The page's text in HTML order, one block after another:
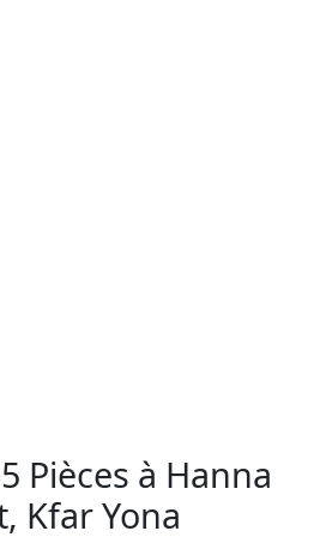
Pièces à Hanna
Kfar Yona